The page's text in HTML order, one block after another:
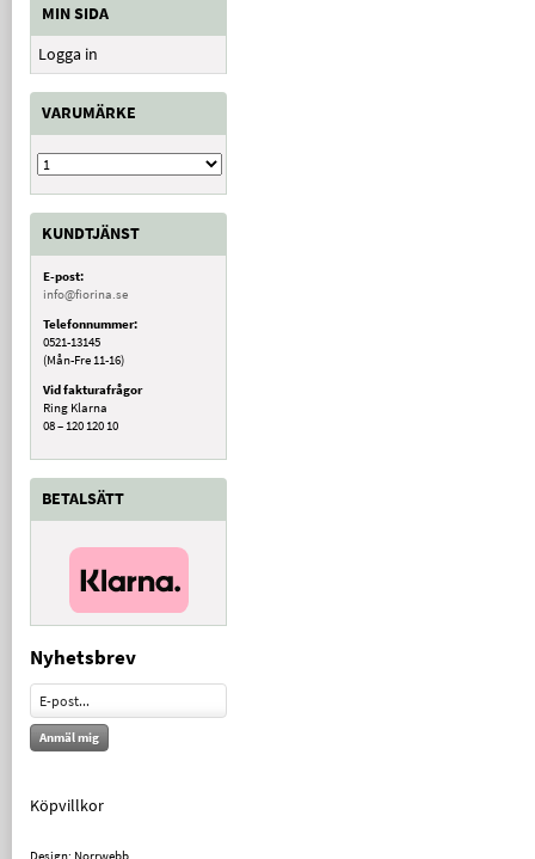
MIN SIDA
Logga in
VARUMÄRKE
KUNDTJÄNST
E-post:
info@fiorina.se
Telefonnummer:
0521-13145
(Mån-Fre 11-16)
Vid fakturafrågor
Ring Klarna
08 – 120 120 10
BETALSÄTT
Nyhetsbrev
Anmäl mig
Köpvillkor
Design: Norrwebb